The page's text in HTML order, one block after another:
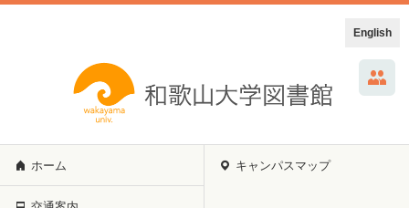
English
ホーム キャンパスマップ